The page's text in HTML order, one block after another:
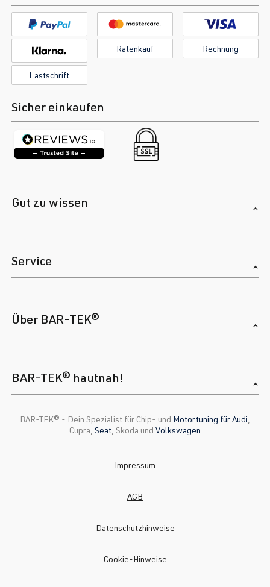
Ratenkauf Rechnung
Lastschrift
Sicher einkaufen
Gut zu wissen
Service
Über BAR-TEK®
BAR-TEK® hautnah!
BAR-TEK®️ - Dein Spezialist für Chip- und Motortuning für Audi
Cupra, Seat , Skoda und Volkswagen
Impressum
AGB
Datenschutzhinweise
Cookie-Hinweise